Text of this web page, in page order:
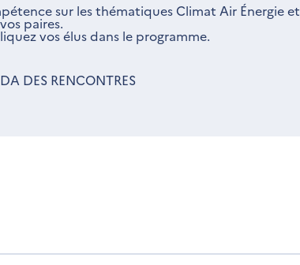
sur les thématiques Climat Air Énergie
paires.
vos élus dans le programme.
DES RENCONTRES